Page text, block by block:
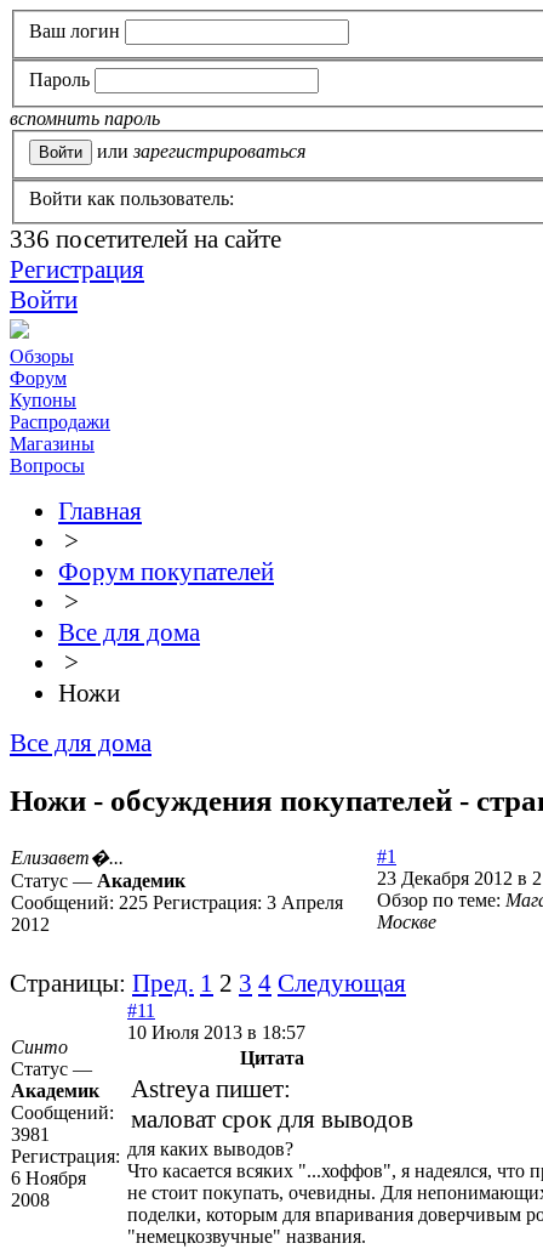
Ваш логин
Пароль
вспомнить пароль
или зарегистрироваться
Войти как пользователь:
336 посетителей на сайте
Регистрация
Войти
Обзоры
Форум
Купоны
Распродажи
Магазины
Вопросы
Главная
>
Форум покупателей
>
Все для дома
>
Ножи
Все для дома
Ножи - обсуждения покупателей -
Елизавет�...
Статус — Академик
Сообщений: 225 Регистрация: 3 Апреля
2012
#1
23 Декабря 2012 в
Обзор по теме:
Москве
Страницы: Пред. 1 2 3 4 Следующая
Синто
Статус —
Академик
Сообщений:
3981
Регистрация:
6 Ноября
2008
#11
10 Июля 2013 в 18:57
Цитата
Astreya пишет:
маловат срок для выводов
для каких выводов?
Что касается всяких "...хоффов", я надеялся,
не стоит покупать, очевидны. Для
поделки, которым для впаривания доверчивым
"немецкозвучные" названия.